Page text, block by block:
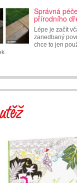
Správná
přírodního
Lépe je začít
zanedbaný
chce to jen